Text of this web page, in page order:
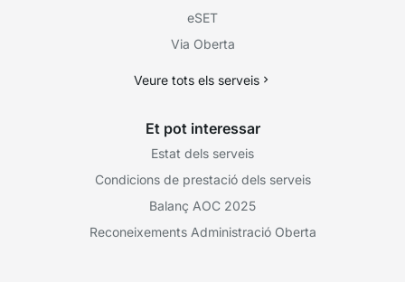
eSET
Via Oberta
Veure tots els serveis
Et pot interessar
Estat dels serveis
Condicions de prestació dels serveis
Balanç AOC 2025
Reconeixements Administració Oberta